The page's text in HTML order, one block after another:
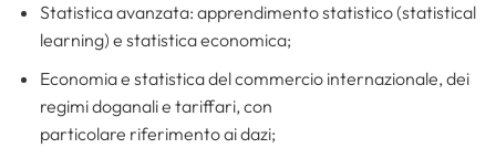
Statistica avanzata: apprendimento statistico (statistical
learning) e statistica economica;
Economia e statistica del commercio internazionale, dei
regimi doganali e tariffari, con
particolare riferimento ai dazi;